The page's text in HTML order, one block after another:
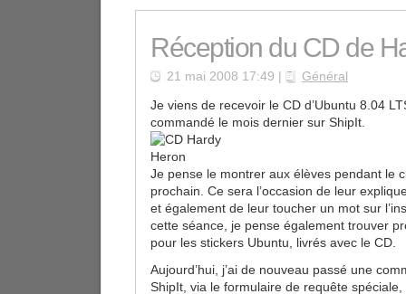
Réception du CD de
21 mai 2008 17:49 | Général
Je viens de recevoir le CD d’Ubuntu 8.04
commandé le mois dernier sur ShipIt.
Je pense le montrer aux élèves pendant le
prochain. Ce sera l’occasion de leur
et également de leur toucher un mot sur
cette séance, je pense également trouver
pour les stickers Ubuntu, livrés avec le CD.
Aujourd’hui, j’ai de nouveau passé une
ShipIt, via le formulaire de requête spéciale,